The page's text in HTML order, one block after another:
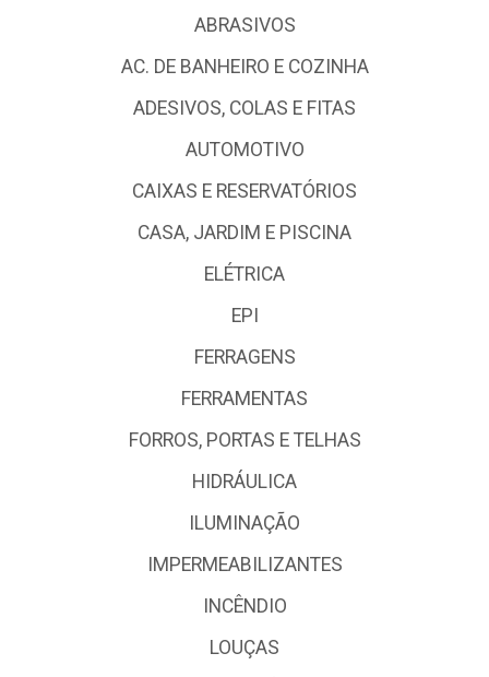
ABRASIVOS
AC. DE BANHEIRO E COZINHA
ADESIVOS, COLAS E FITAS
AUTOMOTIVO
CAIXAS E RESERVATÓRIOS
CASA, JARDIM E PISCINA
ELÉTRICA
EPI
FERRAGENS
FERRAMENTAS
FORROS, PORTAS E TELHAS
HIDRÁULICA
ILUMINAÇÃO
IMPERMEABILIZANTES
INCÊNDIO
LOUÇAS